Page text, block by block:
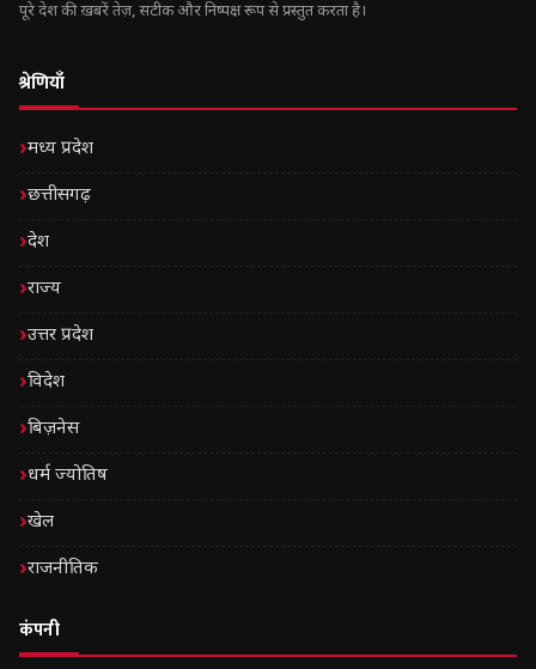
पूरे देश की ख़बरें तेज़, सटीक और निष्पक्ष रूप से प्रस्तुत करता है।
श्रेणियाँ
मध्य प्रदेश
छत्तीसगढ़
देश
राज्य
उत्तर प्रदेश
विदेश
बिज़नेस
धर्म ज्योतिष
खेल
राजनीतिक
कंपनी